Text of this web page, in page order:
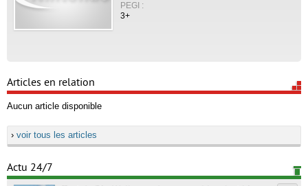
PEGI :
3+
Articles en relation
Aucun article disponible
› voir tous les articles
Actu 24/7